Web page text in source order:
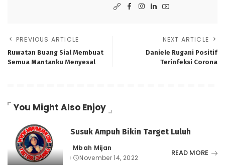
PREVIOUS ARTICLE
Ruwatan Buang Sial Membuat
Semua Mantanku Menyesal
NEXT ARTICLE
Daniele Rugani Positif
Terinfeksi Corona
You Might Also Enjoy
Susuk Ampuh Bikin Target Luluh
Posted
by
Mbah Mijan
November 14, 2022
READ MORE